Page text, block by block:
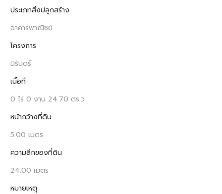
ประเภทสิ่งปลูกสร้าง
อาคารพาณิชย์
โครงการ
นิรันดร์
เนื้อที่
0 ไร่ 0 งาน 24.70 ตร.ว
หน้ากว้างที่ดิน
5.00 เมตร
ความลึกของที่ดิน
24.00 เมตร
หมายเหตุ